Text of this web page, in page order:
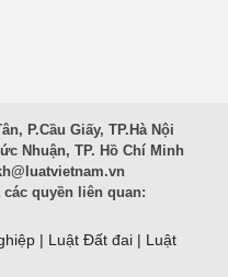
P.Cầu Giấy, TP.Hà Nội
Nhuận, TP. Hồ Chí Minh
quyền liên quan:
| Luật Đất đai | Luật